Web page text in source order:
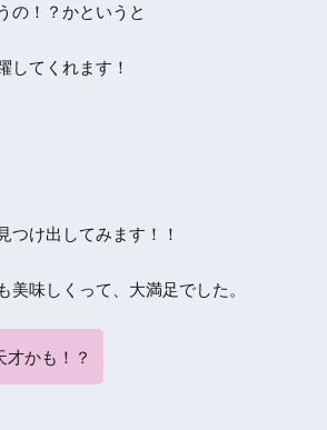
の！？かというと
してくれます！
つけ出してみます！！
美味しくって、大満足でした。
才かも！？